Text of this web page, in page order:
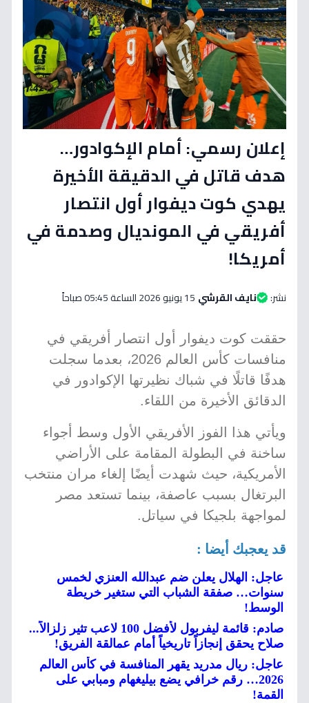
إعلان رسمي: أمام الإكوادور…
هدف قاتل في الدقيقة الأخيرة
يهدي كوت ديفوار أول انتصار
أفريقي في المونديال وصدمة في
أمريكا!
نشر: نايف القرشي 15 يونيو 2026 الساعة 05:45 صباحاً
حققت كوت ديفوار أول انتصار أفريقي في
منافسات كأس العالم 2026، بعدما سجلت
هدفًا قاتلًا في شباك نظيرتها الإكوادور في
الدقائق الأخيرة من اللقاء.
ويأتي هذا الفوز الأفريقي الأول وسط أجواء
ساخنة في البطولة المقامة على الأراضي
الأمريكية، حيث شهدت أيضًا إلغاء مران منتخب
البرتغال بسبب عاصفة، بينما تستعد مصر
لمواجهة بلجيكا في سياتل.
قد يعجبك أيضا :
عاجل: الهلال يعلن ضم عبدالله العنزي لخمس
سنوات… صفقة الشباب التي ستغير خريطة
الوسط!
صادم: قائمة ليفربول لأفضل 100 لاعب تثير زلزالاً...
صلاح يحقق إنجازاً تاريخياً أمام عمالقة الفريق!
عاجل: ريال مدريد يقهر المنافسة في كأس العالم
2026… رقم خرافي يضع بيليغهام ومبابي على
القمة!